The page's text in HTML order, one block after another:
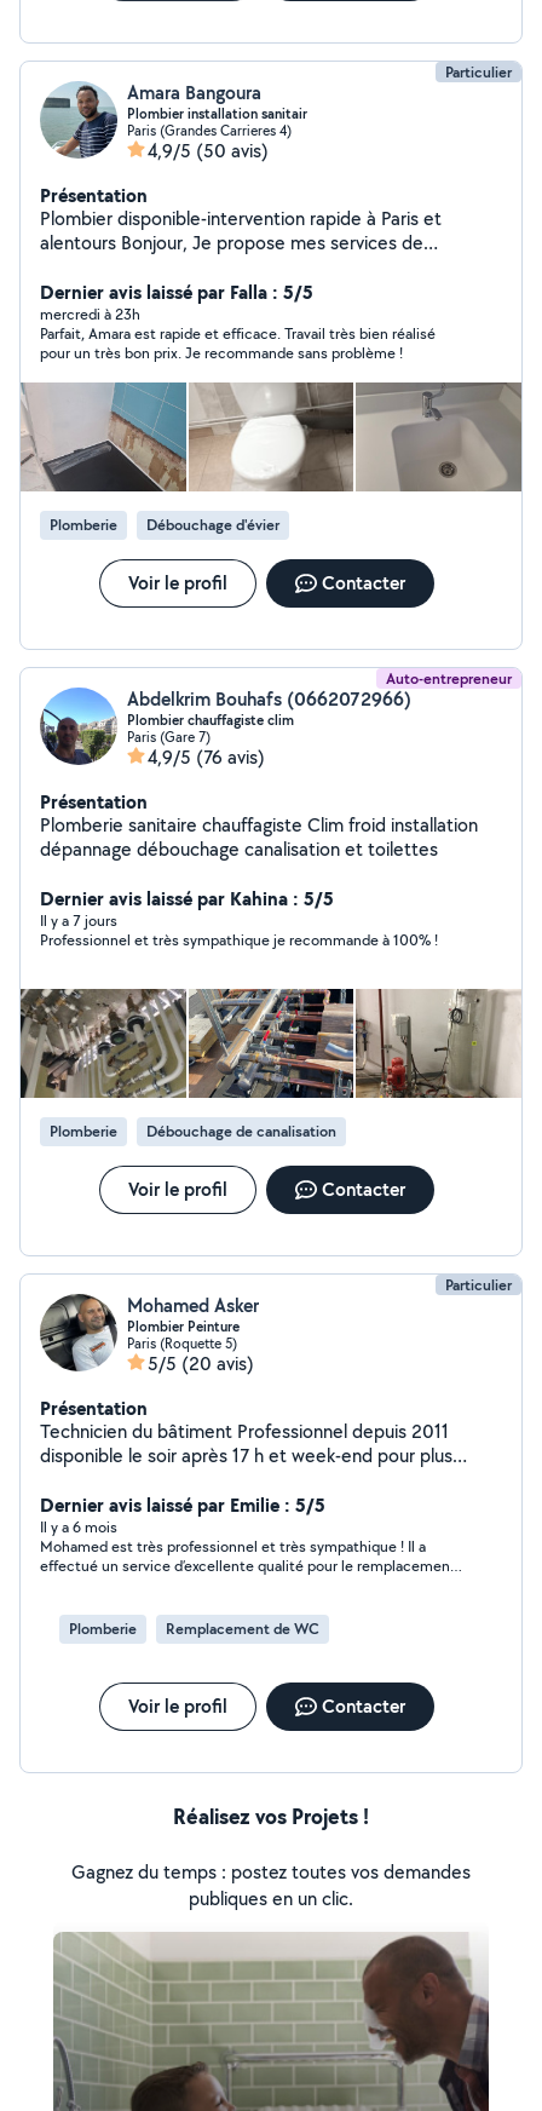
Particulier
Amara Bangoura
Plombier installation sanitair
Paris (Grandes Carrieres 4)
4,9/5 (50 avis)
Présentation
Plombier disponible-intervention rapide à Paris et
alentours Bonjour, Je propose mes services de
et réparation (fuite, robinet,wc etc.) . Petit travaux et
entretien Je suis basé à Paris et je me déplace
rapidement sur toute la ville et alentours Travail
sérieux,soigné confiance. N'hésite pas à me
contacter,je suis disponible pour répondre à vos
demandes et trouver une solution adaptée à vos
besoins. À bientôt Amara
Dernier avis laissé par Falla : 5/5
mercredi à 23h
Parfait, Amara est rapide et efficace. Travail très bien réalisé
pour un très bon prix. Je recommande sans problème !
Plomberie Débouchage d'évier
Voir le profil Contacter
Auto-entrepreneur
Abdelkrim Bouhafs (0662072966)
Plombier chauffagiste clim
Paris (Gare 7)
4,9/5 (76 avis)
Présentation
Plomberie sanitaire chauffagiste Clim froid installation
dépannage débouchage canalisation et toilettes
Dernier avis laissé par Kahina : 5/5
Il y a 7 jours
Professionnel et très sympathique je recommande à 100% !
Plomberie Débouchage de canalisation
Voir le profil Contacter
Particulier
Mohamed Asker
Plombier Peinture
Paris (Roquette 5)
5/5 (20 avis)
Présentation
Technicien du bâtiment Professionnel depuis 2011
disponible le soir après 17 h et week-end pour plus
Dernier avis laissé par Emilie : 5/5
Il y a 6 mois
Mohamed est très professionnel et très sympathique ! Il a
effectué un service d’excellente qualité pour le remplacement
débrancher le raccordement à l’eau et remettre la nouvelle
machine en place. Il a également constaté que la vanne était
le recommande vivement à tous !
Plomberie Remplacement de WC
Voir le profil Contacter
Réalisez vos Projets !
Gagnez du temps : postez toutes vos demandes
publiques en un clic.